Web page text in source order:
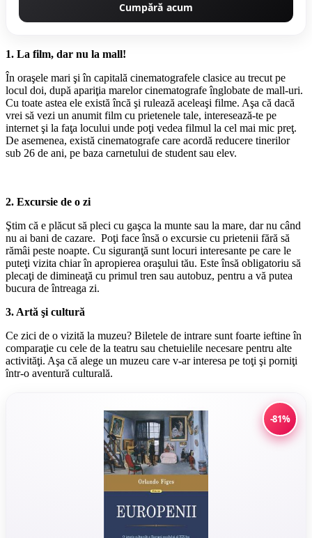
Cumpără acum
1. La film, dar nu la mall!
În oraşele mari şi în capitală cinematografele clasice au trecut pe
locul doi, după apariţia marelor cinematografe înglobate de mall-uri.
Cu toate astea ele există încă şi rulează aceleaşi filme. Aşa că dacă
vrei să vezi un anumit film cu prietenele tale, interesează-te pe
internet şi la faţa locului unde poţi vedea filmul la cel mai mic preţ.
De asemenea, există cinematografe care acordă reducere tinerilor
sub 26 de ani, pe baza carnetului de student sau elev.
2. Excursie de o zi
Ştim că e plăcut să pleci cu gaşca la munte sau la mare, dar nu când
nu ai bani de cazare. Poţi face însă o excursie cu prietenii fără să
rămâi peste noapte. Cu siguranţă sunt locuri interesante pe care le
puteţi vizita chiar în apropierea oraşului tău. Este însă obligatoriu să
plecaţi de dimineaţă cu primul tren sau autobuz, pentru a vă putea
bucura de întreaga zi.
3. Artă şi cultură
Ce zici de o vizită la muzeu? Biletele de intrare sunt foarte ieftine în
comparaţie cu cele de la teatru sau chetuielile necesare pentru alte
activităţi. Aşa că alege un muzeu care v-ar interesa pe toţi şi porniţi
într-o aventură culturală.
-81%